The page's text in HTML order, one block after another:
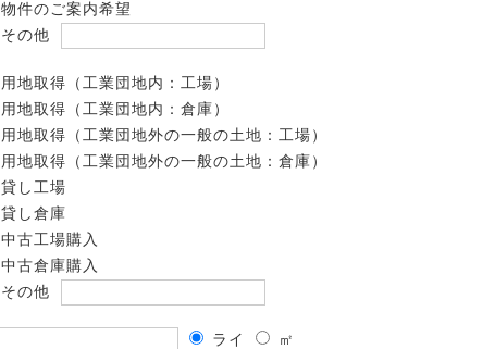
物件のご案内希望
その他
用地取得（工業団地内：工場）
用地取得（工業団地内：倉庫）
用地取得（工業団地外の一般の土地：工場）
用地取得（工業団地外の一般の土地：倉庫）
貸し工場
貸し倉庫
中古工場購入
中古倉庫購入
その他
ライ ㎡